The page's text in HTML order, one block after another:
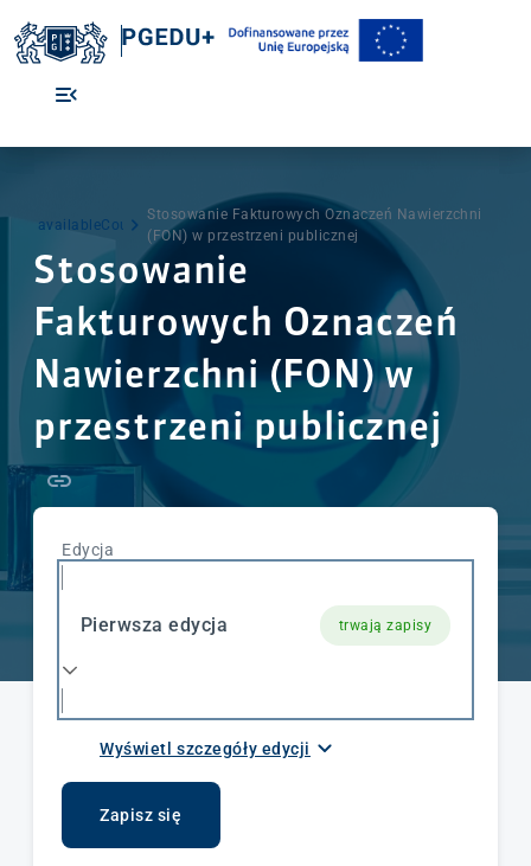
availableCourseList
Stosowanie Fakturowych Oznaczeń Nawierzchni
(FON) w przestrzeni publicznej
Stosowanie
Fakturowych Oznaczeń
Nawierzchni (FON) w
przestrzeni publicznej
Edycja
Pierwsza edycja trwają zapisy
01.10.2026
Wyświetl szczegóły edycji
Zapisz się